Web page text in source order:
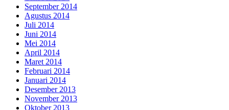
September 2014
Agustus 2014
Juli 2014
Juni 2014
Mei 2014
April 2014
Maret 2014
Februari 2014
Januari 2014
Desember 2013
November 2013
Oktober 2013